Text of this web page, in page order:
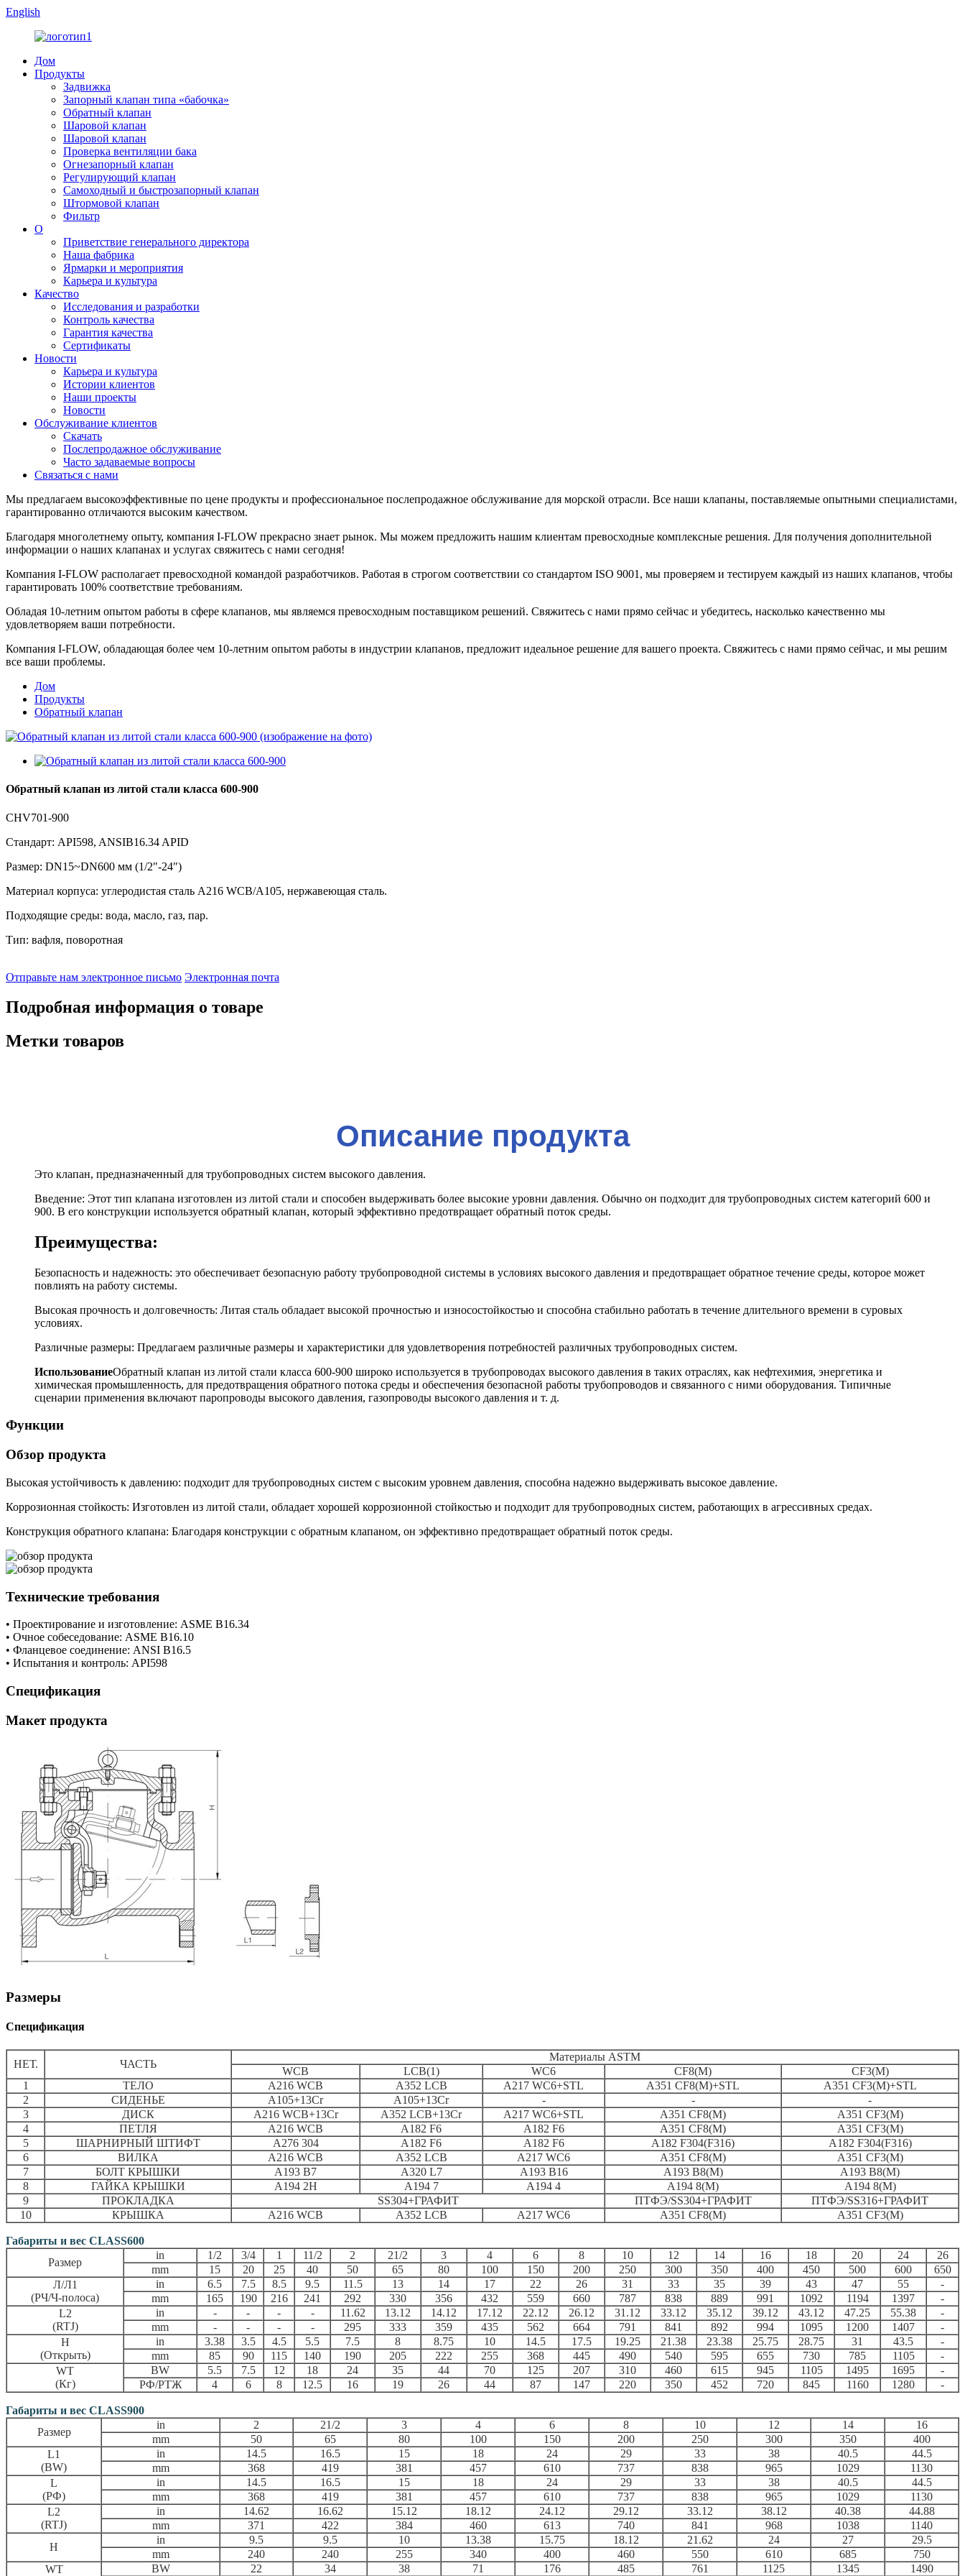
English
Дом
Продукты
Задвижка
Запорный клапан типа «бабочка»
Обратный клапан
Шаровой клапан
Шаровой клапан
Проверка вентиляции бака
Огнезапорный клапан
Регулирующий клапан
Самоходный и быстрозапорный клапан
Штормовой клапан
Фильтр
О
Приветствие генерального директора
Наша фабрика
Ярмарки и мероприятия
Карьера и культура
Качество
Исследования и разработки
Контроль качества
Гарантия качества
Сертификаты
Новости
Карьера и культура
Истории клиентов
Наши проекты
Новости
Обслуживание клиентов
Скачать
Послепродажное обслуживание
Часто задаваемые вопросы
Связаться с нами
Мы предлагаем высокоэффективные по цене продукты и профессиональное послепродажное обслуживание для морской отрасли. Все наши клапаны, поставляемые опытными специалистами,
гарантированно отличаются высоким качеством.
Благодаря многолетнему опыту, компания I-FLOW прекрасно знает рынок. Мы можем предложить нашим клиентам превосходные комплексные решения. Для получения дополнительной
информации о наших клапанах и услугах свяжитесь с нами сегодня!
Компания I-FLOW располагает превосходной командой разработчиков. Работая в строгом соответствии со стандартом ISO 9001, мы проверяем и тестируем каждый из наших клапанов, чтобы
гарантировать 100% соответствие требованиям.
Обладая 10-летним опытом работы в сфере клапанов, мы являемся превосходным поставщиком решений. Свяжитесь с нами прямо сейчас и убедитесь, насколько качественно мы
удовлетворяем ваши потребности.
Компания I-FLOW, обладающая более чем 10-летним опытом работы в индустрии клапанов, предложит идеальное решение для вашего проекта. Свяжитесь с нами прямо сейчас, и мы решим
все ваши проблемы.
Дом
Продукты
Обратный клапан
Обратный клапан из литой стали класса 600-900
CHV701-900
Стандарт: API598, ANSIB16.34 APID
Размер: DN15~DN600 мм (1/2″-24″)
Материал корпуса: углеродистая сталь A216 WCB/A105, нержавеющая сталь.
Подходящие среды: вода, масло, газ, пар.
Тип: вафля, поворотная
Отправьте нам электронное письмо Электронная почта
Подробная информация о товаре
Метки товаров
Описание продукта
Это клапан, предназначенный для трубопроводных систем высокого давления.
Введение: Этот тип клапана изготовлен из литой стали и способен выдерживать более высокие уровни давления. Обычно он подходит для трубопроводных систем категорий 600 и
900. В его конструкции используется обратный клапан, который эффективно предотвращает обратный поток среды.
Преимущества:
Безопасность и надежность: это обеспечивает безопасную работу трубопроводной системы в условиях высокого давления и предотвращает обратное течение среды, которое может
повлиять на работу системы.
Высокая прочность и долговечность: Литая сталь обладает высокой прочностью и износостойкостью и способна стабильно работать в течение длительного времени в суровых
условиях.
Различные размеры: Предлагаем различные размеры и характеристики для удовлетворения потребностей различных трубопроводных систем.
ИспользованиеОбратный клапан из литой стали класса 600-900 широко используется в трубопроводах высокого давления в таких отраслях, как нефтехимия, энергетика и
химическая промышленность, для предотвращения обратного потока среды и обеспечения безопасной работы трубопроводов и связанного с ними оборудования. Типичные
сценарии применения включают паропроводы высокого давления, газопроводы высокого давления и т. д.
Функции
Обзор продукта
Высокая устойчивость к давлению: подходит для трубопроводных систем с высоким уровнем давления, способна надежно выдерживать высокое давление.
Коррозионная стойкость: Изготовлен из литой стали, обладает хорошей коррозионной стойкостью и подходит для трубопроводных систем, работающих в агрессивных средах.
Конструкция обратного клапана: Благодаря конструкции с обратным клапаном, он эффективно предотвращает обратный поток среды.
Технические требования
• Проектирование и изготовление: ASME B16.34
• Очное собеседование: ASME B16.10
• Фланцевое соединение: ANSI B16.5
• Испытания и контроль: API598
Спецификация
Макет продукта
Размеры
Спецификация
НЕТ. ЧАСТЬ
Материалы ASTM
WCB
LCB(1) WC6 CF8(M)
CF3(M)
1
ТЕЛО A216 WCB A352 LCB A217 WC6+STL A351 CF8(M)+STL
A351 CF3(M)+STL
2
СИДЕНЬЕ A105+13Cr A105+13Cr - -
-
3
ДИСК A216 WCB+13Cr A352 LCB+13Cr A217 WC6+STL A351 CF8(M)
A351 CF3(M)
4
ПЕТЛЯ A216 WCB A182 F6 A182 F6 A351 CF8(M)
A351 CF3(M)
5
ШАРНИРНЫЙ ШТИФТ A276 304 A182 F6 A182 F6 A182 F304(F316)
A182 F304(F316)
6
ВИЛКА A216 WCB A352 LCB A217 WC6 A351 CF8(M)
A351 CF3(M)
7
БОЛТ КРЫШКИ A193 B7 A320 L7 A193 B16 A193 B8(M)
A193 B8(M)
8
ГАЙКА КРЫШКИ A194 2H А194 7 А194 4 А194 8(М)
А194 8(М)
9
ПРОКЛАДКА SS304+ГРАФИТ ПТФЭ/SS304+ГРАФИТ
ПТФЭ/SS316+ГРАФИТ
10
КРЫШКА A216 WCB A352 LCB A217 WC6 A351 CF8(M) A351 CF3(M)
Габариты и вес CLASS600
Размер
in 1/2 3/4 1 11/2 2 21/2 3 4 6 8 10 12 14 16 18 20 24
26
mm
15 20 25 40 50 65 80 100 150 200 250 300 350 400 450 500 600
650
Л/Л1
(РЧ/Ч-полоса)
in 6.5 7.5 8.5 9.5 11.5 13 14 17 22 26 31 33 35 39 43 47 55
-
mm
165 190 216 241 292 330 356 432 559 660 787 838 889 991 1092 1194 1397
-
L2
(RTJ)
in - - - - 11.62 13.12 14.12 17.12 22.12 26.12 31.12 33.12 35.12 39.12 43.12 47.25 55.38
-
mm
- - - - 295 333 359 435 562 664 791 841 892 994 1095 1200 1407
-
H
(Открыть)
in 3.38 3.5 4.5 5.5 7.5 8 8.75 10 14.5 17.5 19.25 21.38 23.38 25.75 28.75 31 43.5
-
mm
85 90 115 140 190 205 222 255 368 445 490 540 595 655 730 785 1105
-
WT
(Кг)
BW 5.5 7.5 12 18 24 35 44 70 125 207 310 460 615 945 1105 1495 1695
-
РФ/РТЖ
4 6 8 12.5 16 19 26 44 87 147 220 350 452 720 845 1160 1280 -
Габариты и вес CLASS900
Размер
in 2 21/2 3 4 6 8 10 12 14
16
mm
50 65 80 100 150 200 250 300 350
400
L1
(BW)
in 14.5 16.5 15 18 24 29 33 38 40.5
44.5
mm
368 419 381 457 610 737 838 965 1029
1130
L
(РФ)
in 14.5 16.5 15 18 24 29 33 38 40.5
44.5
mm
368 419 381 457 610 737 838 965 1029
1130
L2
(RTJ)
in 14.62 16.62 15.12 18.12 24.12 29.12 33.12 38.12 40.38
44.88
mm
371 422 384 460 613 740 841 968 1038
1140
H
in 9.5 9.5 10 13.38 15.75 18.12 21.62 24 27
29.5
mm
240 240 255 340 400 460 550 610 685
750
WT
BW 22 34 38 71 176 485 761 1125 1345 1490